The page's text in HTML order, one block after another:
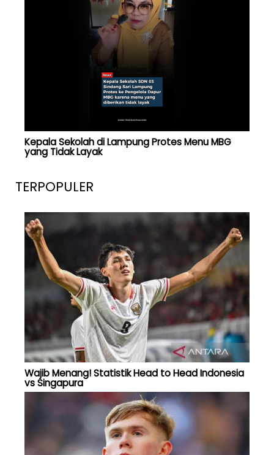
Kepala Sekolah di Lampung Protes Menu MBG
yang Tidak Layak
TERPOPULER
Wajib Menang! Statistik Head to Head Indonesia
vs Singapura